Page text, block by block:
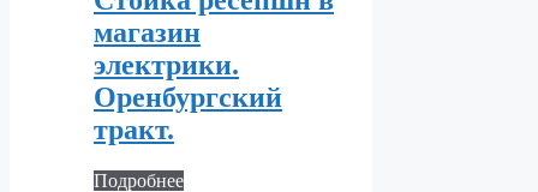
магазин
электрики.
Оренбургский
тракт.
Подробнее